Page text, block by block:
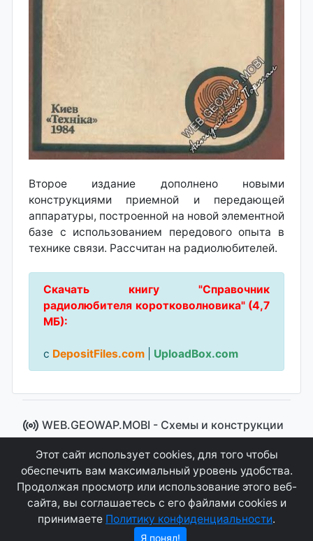
Второе издание дополнено новыми
конструкциями приемной и передающей
аппаратуры, построенной на новой элементной
бaзе с использованием передового опыта в
технике связи. Рассчитан на радиолюбителей.
Скачать книгу "Справочник
радиолюбителя коротковолновика" (4,7
МБ):
с DepositFiles.com UploadBox.com
WEB.GEOWAP.MOBI - Cхемы и конструкции
Сайт управляется системой "MKateCMS" от Ray
Icemont .
Соглашение Конфиденциальность
Контакты
Этот сайт использует cookies, для того чтобы
обеспечить вам максимальный уровень удобства.
Продолжая просмотр или использование этого веб-
сайта, вы соглашаетесь с его файлами cookies и
принимаете Политику конфиденциальности.
Я понял!